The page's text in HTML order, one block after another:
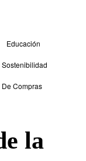
Educación
Sostenibilidad
De Compras
la